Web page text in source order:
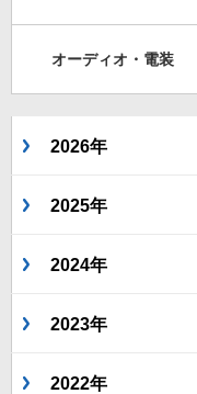
オーディオ・電装
2026年
2025年
2024年
2023年
2022年